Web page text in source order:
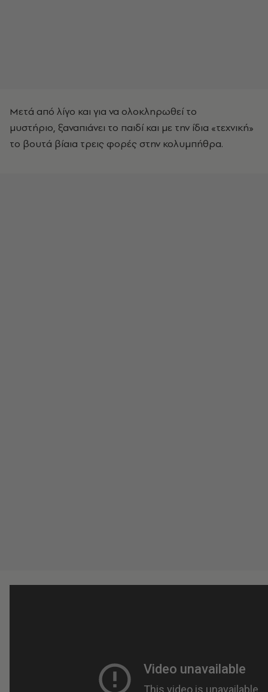
Μετά από λίγο και για να ολοκληρωθεί το
μυστήριο, ξαναπιάνει το παιδί και με την ίδια «τεχνική»
το βουτά βίαια τρεις φορές στην κολυμπήθρα.